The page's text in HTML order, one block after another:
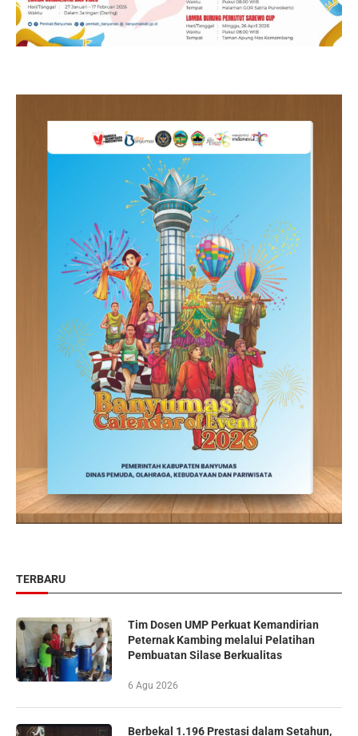
TERBARU
Tim Dosen UMP Perkuat Kemandirian
Peternak Kambing melalui Pelatihan
Pembuatan Silase Berkualitas
6 Agu 2026
Berbekal 1.196 Prestasi dalam Setahun,